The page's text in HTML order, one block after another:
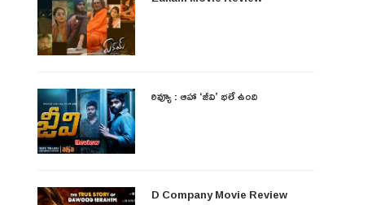
రివ్యూ : ఆహా ‘జీవి’ భలే ఉంది
D Company Movie Review